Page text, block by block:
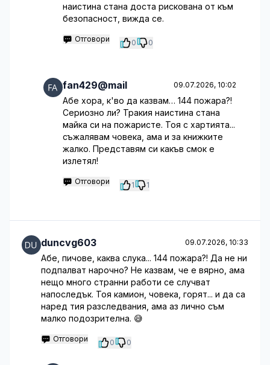
наистина стана доста рискована от към
безопасност, вижда се.
Отговори 0 0
fan429@mail 09.07.2026, 10:02
Абе хора, к'во да казвам… 144 пожара?!
Сериозно ли? Тракия наистина стана
майка си на пожаристе. Тоя с хартията...
съжалявам човека, ама и за книжките
жалко. Представям си какъв смок е
излетял!
Отговори 1 1
duncvg603 09.07.2026, 10:33
Абе, пичове, каква слука... 144 пожара?! Да не ни
подпалват нарочно? Не казвам, че е вярно, ама
нещо много странни работи се случват
напоследък. Тоя камион, човека, горят... и да са
наред тия разследвания, ама аз лично съм
малко подозрителна. 😅
Отговори 0 0